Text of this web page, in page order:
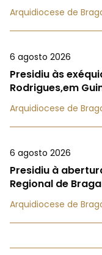
Arquidiocese de
6 agosto 2026
Presidiu às
Rodrigues,em
Arquidiocese de
6 agosto 2026
Presidiu à
Regional de Braga
Arquidiocese de